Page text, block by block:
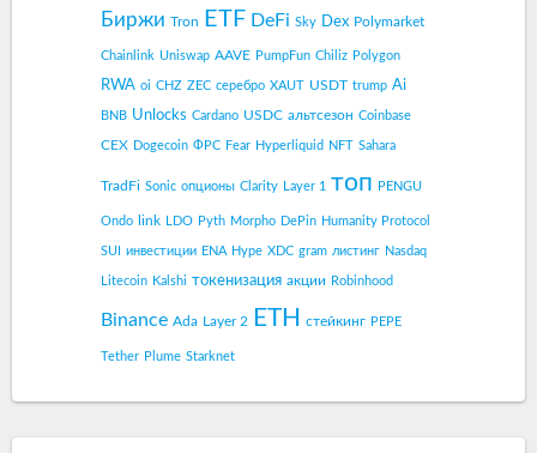
Биржи Tron ETF DeFi Sky Dex Polymarket
Chainlink Uniswap AAVE PumpFun Chiliz Polygon
RWA oi CHZ ZEC серебро XAUT USDT trump Ai
BNB Unlocks Cardano USDC альтсезон Coinbase
CEX Dogecoin ФРС Fear Hyperliquid NFT Sahara
TradFi Sonic опционы Clarity Layer 1 топ PENGU
Ondo link LDO Pyth Morpho DePin Humanity Protocol
SUI инвестиции ENA Hype XDC gram листинг Nasdaq
Litecoin Kalshi токенизация акции Robinhood
Binance Ada Layer 2 ETH стейкинг PEPE
Tether Plume Starknet